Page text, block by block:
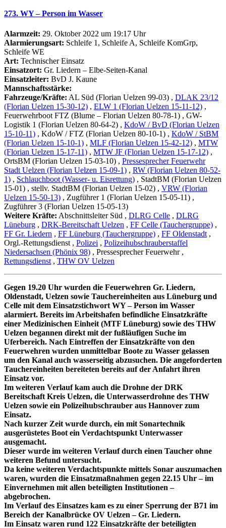
273. WY – Person im Wasser
Alarmzeit: 29. Oktober 2022 um 19:17 Uhr
Alarmierungsart: Schleife 1, Schleife A, Schleife KomGrp,
Schleife WE
Art: Technischer Einsatz
Einsatzort: Gr. Liedern – Elbe-Seiten-Kanal
Einsatzleiter: BvD J. Kaune
Mannschaftsstärke:
Fahrzeuge/Kräfte: AL Süd (Florian Uelzen 99-03) , DLAK 23/12
(Florian Uelzen 15-30-12) , ELW 1 (Florian Uelzen 15-11-12) ,
Feuerwehrboot FTZ (Blume – Florian Uelzen 80-78-1) , GW-
Logistik 1 (Florian Uelzen 80-64-2) , KdoW / BvD (Florian Uelzen
15-10-11) , KdoW / FTZ (Florian Uelzen 80-10-1) , KdoW / StBM
(Florian Uelzen 15-10-1) , MLF (Florian Uelzen 15-42-12) , MTW
(Florian Uelzen 15-17-11) , MTW JF (Florian Uelzen 15-17-12) ,
OrtsBM (Florian Uelzen 15-03-10) , Pressesprecher Feuerwehr
Stadt Uelzen (Florian Uelzen 15-09-1) , RW (Florian Uelzen 80-52-
1) , Schlauchboot (Wasser- u. Eisrettung) , StadtBM (Florian Uelzen
15-01) , stellv. StadtBM (Florian Uelzen 15-02) , VRW (Florian
Uelzen 15-50-13) , Zugführer 1 (Florian Uelzen 15-05-11) ,
Zugführer 3 (Florian Uelzen 15-05-13)
Weitere Kräfte: Abschnittsleiter Süd , DLRG Celle , DLRG
Lüneburg , DRK-Bereitschaft Uelzen , FF Celle (Tauchergruppe) ,
FF Gr. Liedern , FF Lüneburg (Tauchergruppe) , FF Oldenstadt ,
Orgl.-Rettungsdienst , Polizei , Polizeihubschrauberstaffel
Niedersachsen (Phönix 98) , Pressesprecher Feuerwehr ,
Rettungsdienst , THW OV Uelzen
Gegen 19.20 Uhr wurden die Feuerwehren Gr. Liedern,
Oldenstadt, Uelzen sowie Tauchereinheiten aus Lüneburg und
Celle mit dem Einsatzstichwort WY – Person im Wasser
alarmiert. Bereits im Arbeitshafen befindliche Einsatzkräfte
einer Medizinischen Einheit (MTF Lüneburg) sowie des THW
Uelzen begannen direkt mit der fußläufigen Suche im
Uferbereich. Nach Eintreffen der Einsatzkräfte von den
Feuerwehren wurden unmittelbar Boote zu Wasser gelassen
um den Kanal auch wasserseitig abzusuchen. Die angeforderten
Tauchereinheiten bereiteten bereits auf der Anfahrt ihren
Einsatz vor.
Im weiteren Verlauf kam auch die Drohne der DRK
Bereitschaft Kreis Uelzen, die Unterwasserdrohne des THW
Uelzen sowie ein Polizeihubschrauber aus Hannover zum
Einsatz.
Nach kurzer Zeit wurde durch, ein mit Sonartechnik
ausgerüstetes Boot ein Verdachtspunkt Unterwasser
ausgemacht.
Dieser wurde im weiteren Verlauf durch einen Taucher ohne
weiteren Befund untersucht.
Da keine weiteren Verdachtspunkte mittels Sonar auszumachen
waren, wurden die Einsatzmaßnahmen gegen 22.15 Uhr – im
Einvernehmen mit allen beteiligten Institutionen –
abgebrochen.
Im Verlauf des Einsatzes kam es zu einer Sperrung der B71 im
Bereich der Kanalbrücke OV Uelzen – Gr. Liedern.
Im Einsatz waren rund 122 Einsatzkräfte der beteiligten